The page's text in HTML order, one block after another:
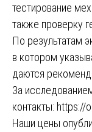
тестирование
также проверку
По результатам
в котором
даются
За
контакты: https://
Наши цены